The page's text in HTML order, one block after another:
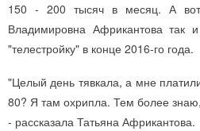
150 - 200 тысяч в месяц. А
Владимировна Африкантова так
"телестройку" в конце 2016-го года.
"Целый день тявкала, а мне
80? Я там охрипла. Тем более
- рассказала Татьяна Африкантова.